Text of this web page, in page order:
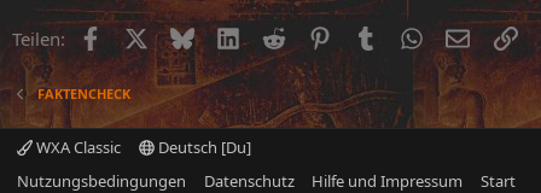
Teilen: FacebookX (Twitter)
BlueskyLinkedIn
Reddit PinterestTumblrWhatsApp
E-Mail
FAKTENCHECK
WXA Classic
Deutsch [Du]
Nutzungsbedingungen
Datenschutz Hilfe und Impressum Start